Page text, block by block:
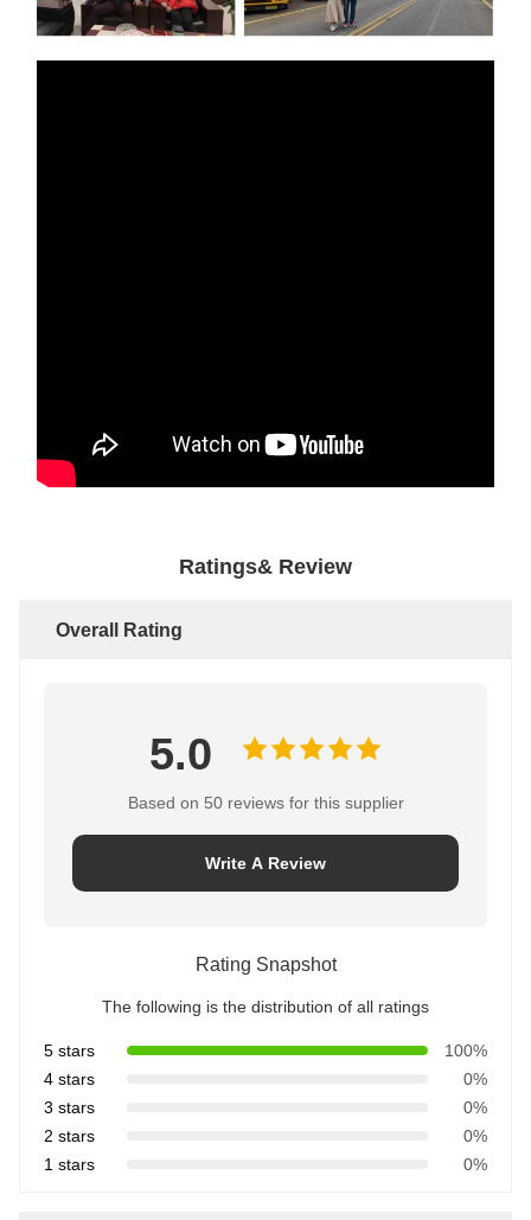
Ratings& Review
Overall Rating
5.0
Based on 50 reviews for this supplier
Write A Review
Rating Snapshot
The following is the distribution of all ratings
5 stars
100%
4 stars
0%
3 stars
0%
2 stars
0%
1 stars
0%